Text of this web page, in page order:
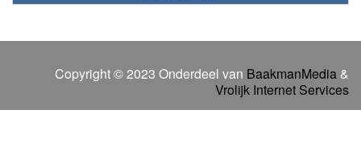
Copyright © 2023 Onderdeel van BaakmanMedia &
Vrolijk Internet Services